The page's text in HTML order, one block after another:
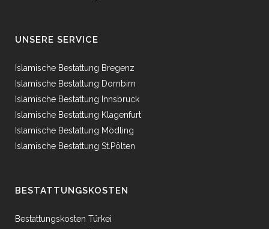
UNSERE SERVICE
Islamische Bestattung Bregenz
Islamische Bestattung Dornbirn
Islamische Bestattung Innsbruck
Islamische Bestattung Klagenfurt
Islamische Bestattung Mödling
Islamische Bestattung St.Pölten
BESTATTUNGSKOSTEN
Bestattungskosten Türkei